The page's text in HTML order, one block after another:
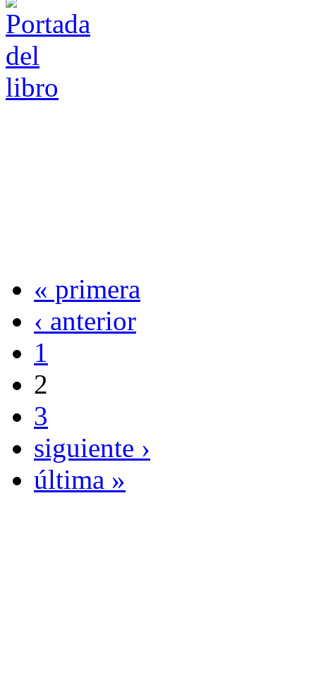
« primera
‹ anterior
1
2
3
siguiente ›
última »